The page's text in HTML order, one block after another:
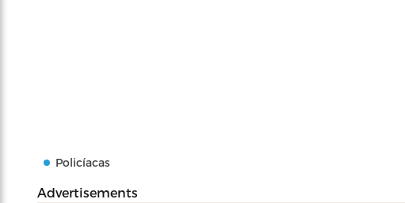
Policíacas
Advertisements